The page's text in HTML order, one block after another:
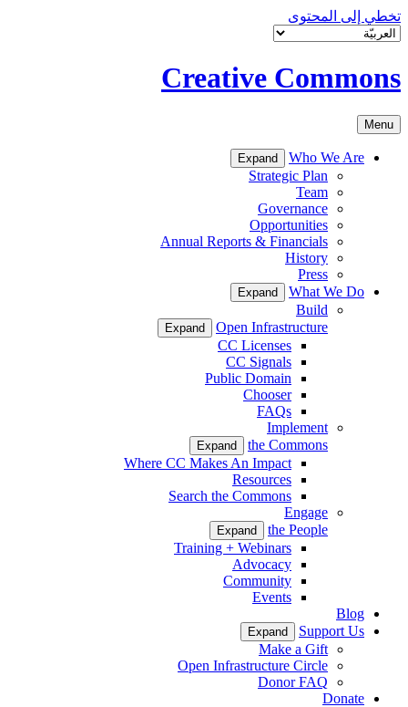
تخطي إلى المحتوى
Creative Commons
Menu
Who We Are
Expand
Strategic Plan
Team
Governance
Opportunities
Annual Reports & Financials
History
Press
What We Do
Expand
Build
Open Infrastructure
Expand
CC Licenses
CC Signals
Public Domain
Chooser
FAQs
Implement
the Commons
Expand
Where CC Makes An Impact
Resources
Search the Commons
Engage
the People
Expand
Training + Webinars
Advocacy
Community
Events
Blog
Support Us
Expand
Make a Gift
Open Infrastructure Circle
Donor FAQ
Donate